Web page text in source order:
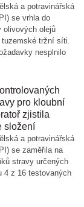
a potravinářská
se vrhla do
olivových olejů
tuzemské tržní síti.
nesplnilo
pro kloubní
zjistila
složení
a potravinářská
se zaměřila na
stravy určených
4 z 16 testovaných